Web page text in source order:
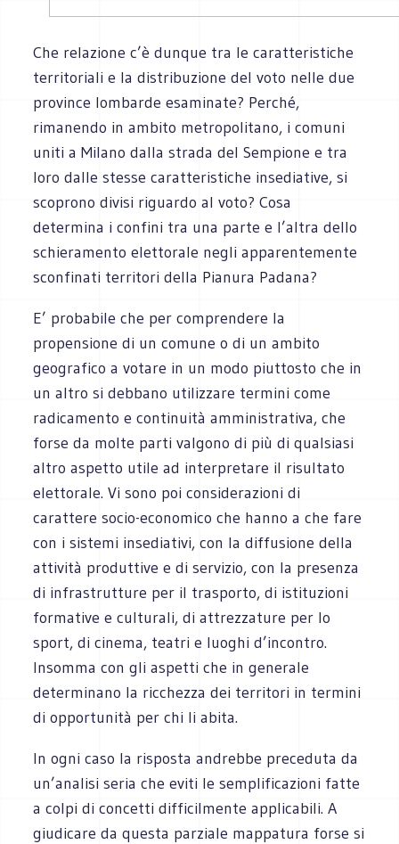
Che relazione c’è dunque tra le caratteristiche
territoriali e la distribuzione del voto nelle due
province lombarde esaminate? Perché,
rimanendo in ambito metropolitano, i comuni
uniti a Milano dalla strada del Sempione e tra
loro dalle stesse caratteristiche insediative, si
scoprono divisi riguardo al voto? Cosa
determina i confini tra una parte e l’altra dello
schieramento elettorale negli apparentemente
sconfinati territori della Pianura Padana?
E’ probabile che per comprendere la
propensione di un comune o di un ambito
geografico a votare in un modo piuttosto che in
un altro si debbano utilizzare termini come
radicamento e continuità amministrativa, che
forse da molte parti valgono di più di qualsiasi
altro aspetto utile ad interpretare il risultato
elettorale. Vi sono poi considerazioni di
carattere socio-economico che hanno a che fare
con i sistemi insediativi, con la diffusione della
attività produttive e di servizio, con la presenza
di infrastrutture per il trasporto, di istituzioni
formative e culturali, di attrezzature per lo
sport, di cinema, teatri e luoghi d’incontro.
Insomma con gli aspetti che in generale
determinano la ricchezza dei territori in termini
di opportunità per chi li abita.
In ogni caso la risposta andrebbe preceduta da
un’analisi seria che eviti le semplificazioni fatte
a colpi di concetti difficilmente applicabili. A
giudicare da questa parziale mappatura forse si